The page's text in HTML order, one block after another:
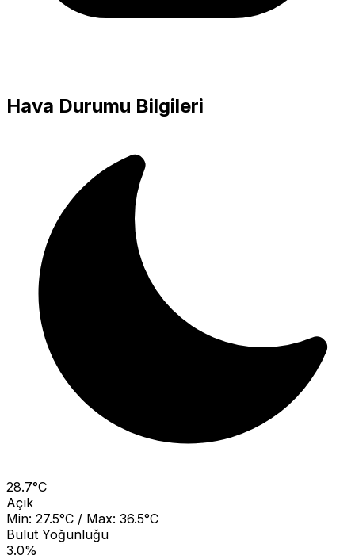
Hava Durumu Bilgileri
28.7°C
Açık
Min: 27.5°C / Max: 36.5°C
Bulut Yoğunluğu
3.0%